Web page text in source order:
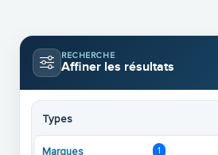
RECHERCHE
Affiner les résultats
Types
Marques 1